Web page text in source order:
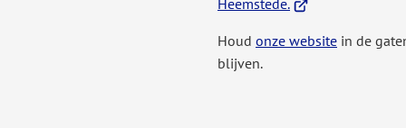
Heemstede.
een
Houd onze website in de
blijven.